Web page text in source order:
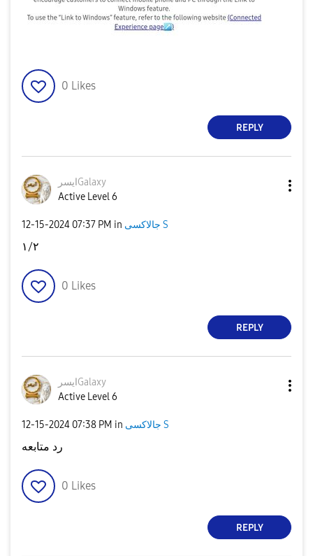
0 Likes
REPLY
ايسرGalaxy
Active Level 6
‎12-15-2024 07:37 PM in جالاكسى S
١/٢
0 Likes
REPLY
ايسرGalaxy
Active Level 6
‎12-15-2024 07:38 PM in جالاكسى S
رد متابعه
0 Likes
REPLY